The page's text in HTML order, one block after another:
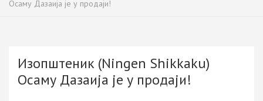
Осаму Дазаија је у продаји!
Изопштеник (Ningen Shikkaku)
Осаму Дазаија је у продаји!